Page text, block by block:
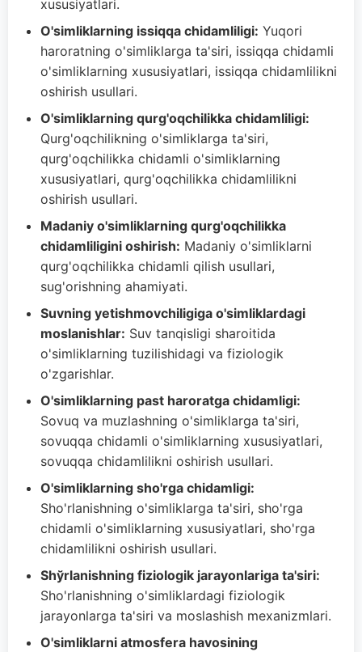
xususiyatlari.
O'simliklarning issiqqa chidamliligi: Yuqori
haroratning o'simliklarga ta'siri, issiqqa chidamli
o'simliklarning xususiyatlari, issiqqa chidamlilikni
oshirish usullari.
O'simliklarning qurg'oqchilikka chidamliligi:
Qurg'oqchilikning o'simliklarga ta'siri,
qurg'oqchilikka chidamli o'simliklarning
xususiyatlari, qurg'oqchilikka chidamlilikni
oshirish usullari.
Madaniy o'simliklarning qurg'oqchilikka
chidamliligini oshirish: Madaniy o'simliklarni
qurg'oqchilikka chidamli qilish usullari,
sug'orishning ahamiyati.
Suvning yetishmovchiligiga o'simliklardagi
moslanishlar: Suv tanqisligi sharoitida
o'simliklarning tuzilishidagi va fiziologik
o'zgarishlar.
O'simliklarning past haroratga chidamligi:
Sovuq va muzlashning o'simliklarga ta'siri,
sovuqqa chidamli o'simliklarning xususiyatlari,
sovuqqa chidamlilikni oshirish usullari.
O'simliklarning sho'rga chidamligi:
Sho'rlanishning o'simliklarga ta'siri, sho'rga
chidamli o'simliklarning xususiyatlari, sho'rga
chidamlilikni oshirish usullari.
Shўrlanishning fiziologik jarayonlariga ta'siri:
Sho'rlanishning o'simliklardagi fiziologik
jarayonlarga ta'siri va moslashish mexanizmlari.
O'simliklarni atmosfera havosining